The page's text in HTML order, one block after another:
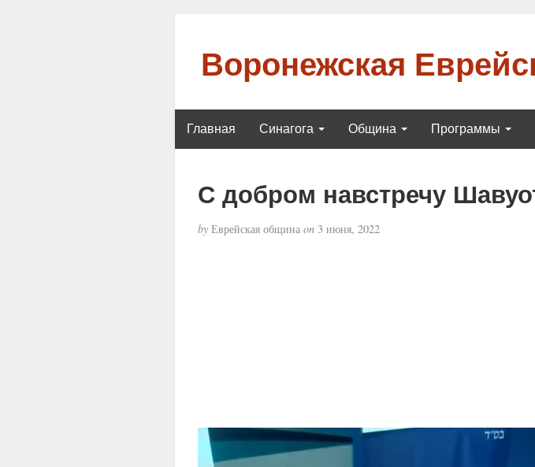
Воронежская
Главная Синагога Община Программы
С добром навстречу
byЕврейская община on3 июня, 2022